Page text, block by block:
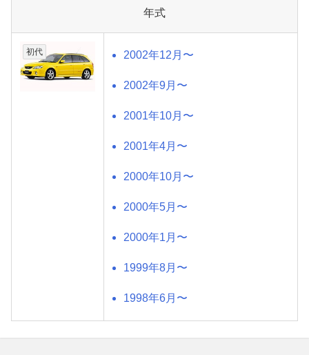
年式
初代 2002年12月〜
2002年9月〜
2001年10月〜
2001年4月〜
2000年10月〜
2000年5月〜
2000年1月〜
1999年8月〜
1998年6月〜